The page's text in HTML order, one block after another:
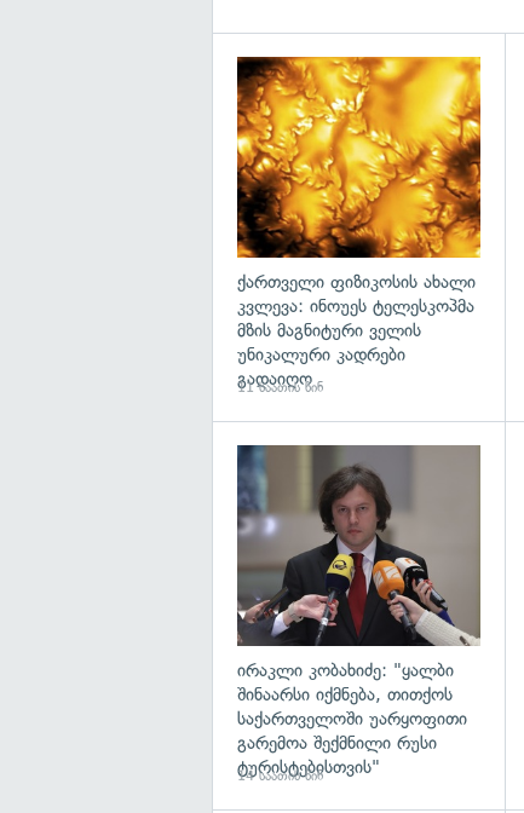
ქართველი ფიზიკოსის ახალი
კვლევა: ინოუეს ტელესკოპმა
მზის მაგნიტური ველის
უნიკალური კადრები
გადაიღო
11 საათის წინ
ირაკლი კობახიძე: "ყალბი
შინაარსი იქმნება, თითქოს
საქართველოში უარყოფითი
გარემოა შექმნილი რუსი
ტურისტებისთვის"
14 საათის წინ